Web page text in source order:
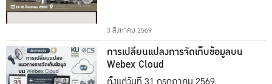
3 สิงหาคม 2569
การเปลี่ยนแปลงการจัดเก็บข้อมูลบน
Webex Cloud